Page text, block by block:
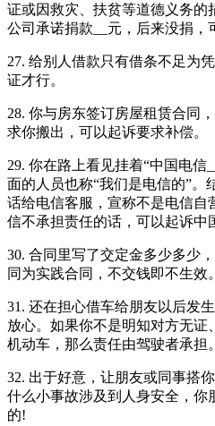
证或因救灾、扶贫等道德义务的
公司承诺捐款__元，后来没捐，
27. 给别人借款只有借条不足为
证才行。
28. 你与房东签订房屋租赁合同
求你搬出，可以起诉要求补偿。
29. 你在路上看见挂着“中国电信
面的人员也称“我们是电信的”。
话给电信客服，宣称不是电信自
信不承担责任的话，可以起诉中
30. 合同里写了交定金多少多少
同为实践合同，不交钱即不生效。
31. 还在担心借车给朋友以后发
放心。如果你不是明知对方无
机动车，那么责任由驾驶者承担。
32. 出于好意，让朋友或同事搭
什么小事故涉及到人身安全，你
的!